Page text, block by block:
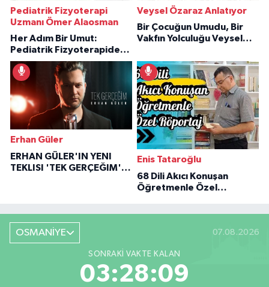
Pediatrik Fizyoterapi
Uzmanı Ömer Alaosman
Her Adım Bir Umut:
Pediatrik Fizyoterapiden
İlham Veren Hikâyeler
Veysel Özaraz Anlatıyor
Bir Çocuğun Umudu, Bir
Vakfın Yolculuğu Veysel
Erhan Güler
ERHAN GÜLER'IN YENI
TEKLISI 'TEK GERÇEĞIM'LE
Enis Tataroğlu
68 Dili Akıcı Konuşan
Öğretmenle Özel
OSMANİYE 07.08.2026
SONRAKI VAKTE KALAN
03:28:08